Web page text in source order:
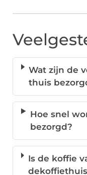
Wat zijn de
thuis
Hoe snel
bezorgd?
Is de koffie